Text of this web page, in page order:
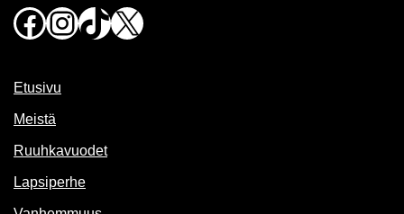
Facebook
Instagram
TikTok
X
Etusivu
Meistä
Ruuhkavuodet
Lapsiperhe